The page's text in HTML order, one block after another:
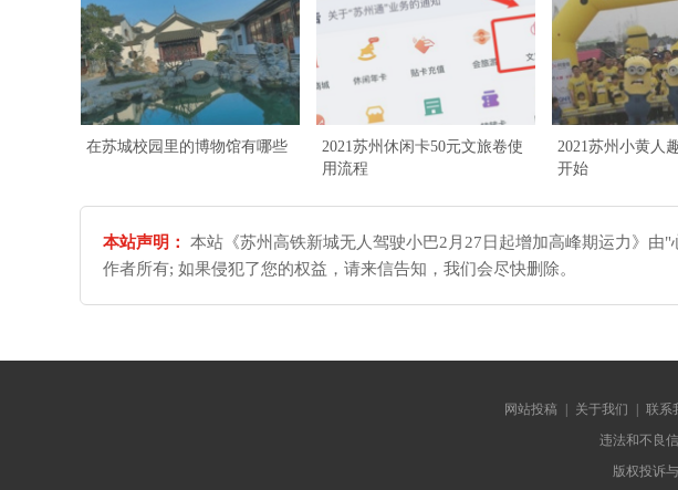
在苏城校园里的博物馆有哪些
2021苏州休闲卡50元文旅卷使
用流程
2021苏州小黄人
开始
本站声明：
本站《苏州高铁新城无人驾驶小巴2月27日起增加高峰期运力》由
作者所有; 如果侵犯了您的权益，请来信告知，我们会尽快删除。
网站投稿 关于我们 联系
违法和不良
版权投诉